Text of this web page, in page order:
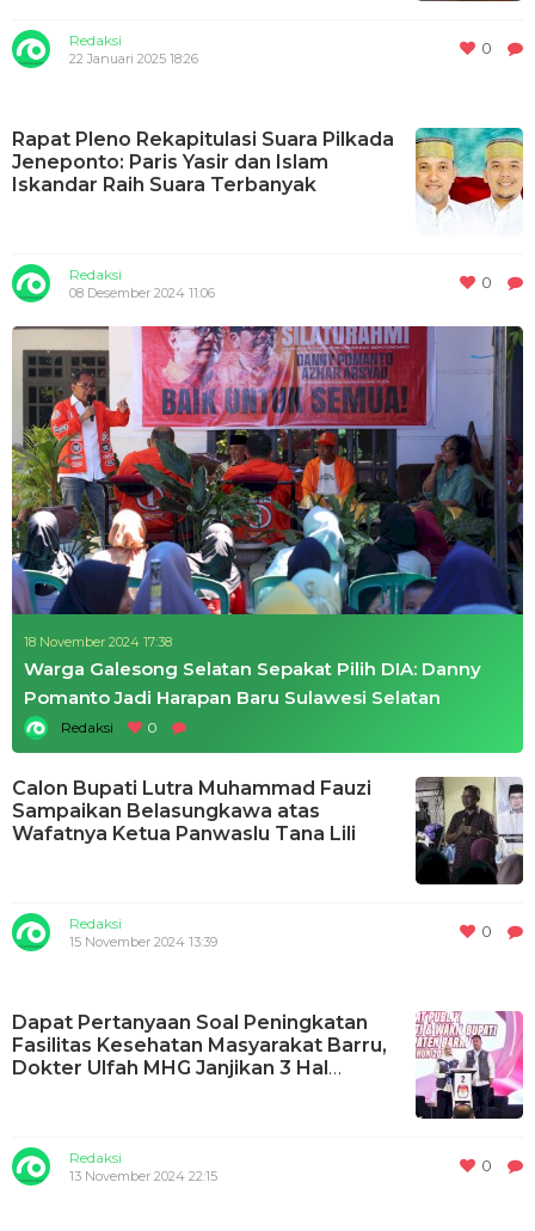
Redaksi
22 Januari 2025 18:26
0
Rapat Pleno Rekapitulasi Suara Pilkada
Jeneponto: Paris Yasir dan Islam
Iskandar Raih Suara Terbanyak
Redaksi
08 Desember 2024 11:06
0
18 November 2024 17:38
Warga Galesong Selatan Sepakat Pilih DIA: Danny
Pomanto Jadi Harapan Baru Sulawesi Selatan
Redaksi 0
Calon Bupati Lutra Muhammad Fauzi
Sampaikan Belasungkawa atas
Wafatnya Ketua Panwaslu Tana Lili
Redaksi
15 November 2024 13:39
0
Dapat Pertanyaan Soal Peningkatan
Fasilitas Kesehatan Masyarakat Barru,
Dokter Ulfah MHG Janjikan 3 Hal
Redaksi
13 November 2024 22:15
0